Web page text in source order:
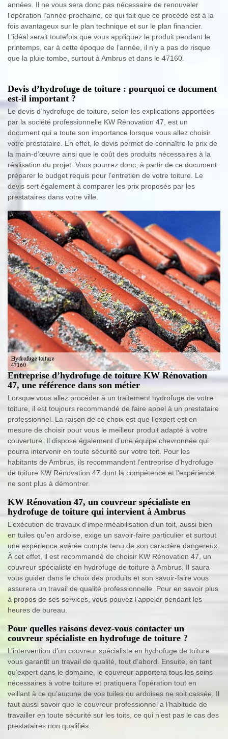
années. Il ne vous sera donc pas nécessaire de renouveler
l’opération l’année prochaine, ce qui fait que ce procédé est à la
fois avantageux sur le plan technique et sur le plan financier.
L’idéal serait toutefois que vous appliquez le produit pendant le
printemps, car à cette époque de l’année, il n’y a pas de risque
que la pluie tombe, surtout à Ambrus et dans le 47160.
Devis d’hydrofuge de toiture : pourquoi ce document
est-il important ?
Le devis d’hydrofuge de toiture, selon les explications apportées
par la société professionnelle KW Rénovation 47, est un
document qui a toute son importance lorsque vous allez choisir
votre prestataire. En effet, le devis permet de connaître le prix de
la main-d’œuvre ainsi que le coût des produits nécessaires à la
réalisation du projet. Vous pourrez donc, à partir de ce document
préparer le budget requis pour l’entretien de votre toiture. Le
devis sert également à comparer les prix proposés par les
prestataires dans votre ville.
Entreprise d’hydrofuge de toiture KW Rénovation
47, une référence dans son métier
Lorsque vous allez procéder à un traitement hydrofuge de votre
toiture, il est toujours recommandé de faire appel à un prestataire
professionnel. La raison de ce choix est que l’expert est en
mesure de choisir pour vous le meilleur produit adapté à votre
couverture. Il dispose également d’une équipe chevronnée qui
pourra intervenir en toute sécurité sur votre toit. Pour les
habitants de Ambrus, ils recommandent l’entreprise d’hydrofuge
de toiture KW Rénovation 47 dont la compétence et l’expérience
ne sont plus à démontrer.
KW Rénovation 47, un couvreur spécialiste en
hydrofuge de toiture qui intervient à Ambrus
L’exécution de travaux d’imperméabilisation d’un toit, aussi bien
en tuiles qu’en ardoise, exige un savoir-faire particulier et surtout
une expérience avérée compte tenu de son caractère dangereux.
À cet effet, il est recommandé de choisir KW Rénovation 47, un
couvreur spécialiste en hydrofuge de toiture à Ambrus. Il saura
vous guider dans le choix des produits et son savoir-faire vous
assurera un travail de qualité professionnelle. Pour en savoir plus
à propos de ses services, vous pouvez l’appeler pendant les
heures de bureau.
Pour quelles raisons devez-vous contacter un
couvreur spécialiste en hydrofuge de toiture ?
L’intervention d’un couvreur spécialiste en hydrofuge de toiture
vous garantit un travail de qualité, tout d’abord. Ensuite, en tant
qu’expert dans le domaine, le couvreur apportera tous les soins
nécessaires à votre toiture et pratiquera l’opération tout en
veillant à ce qu’aucune de vos tuiles ou ardoises ne soit cassée. Il
faut aussi savoir que le couvreur professionnel a l’habitude de
travailler en toute sécurité sur les toits, ce qui n’est pas le cas des
prestataires non qualifiés.